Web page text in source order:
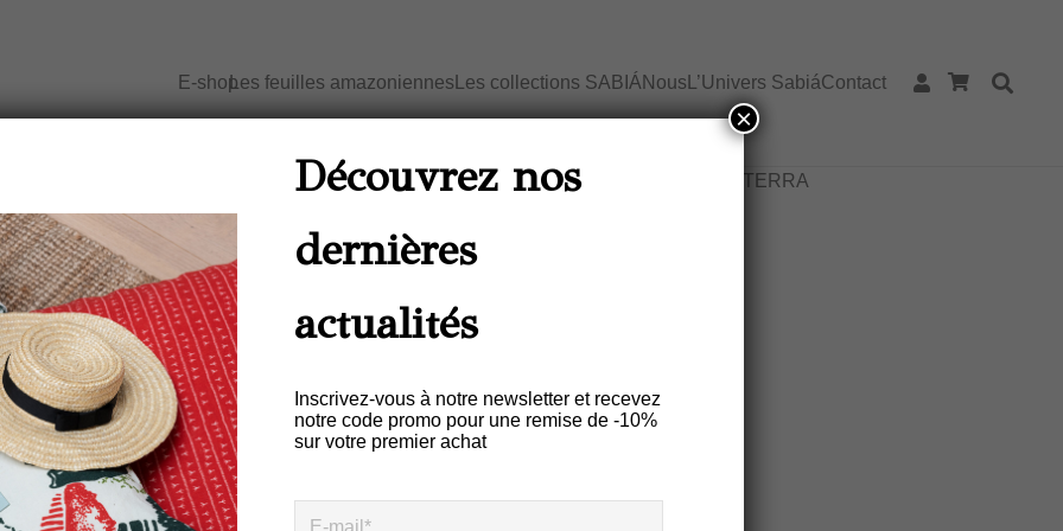
E-shopLes feuilles amazoniennes Les collections SABIÁ Nous L’Univers SabiáContact
Accessoires - Pochette
ARRASTA-PÉ couleur rouge TERRA
Pochette BRASILEIRINHA S Lin –
Motif ARRASTA-PÉ Couleur Rouge
TERRA
25,00
Découvrez nos
dernières
actualités
Inscrivez-vous à notre newsletter et recevez
notre code promo pour une remise de -10%
sur votre premier achat
×